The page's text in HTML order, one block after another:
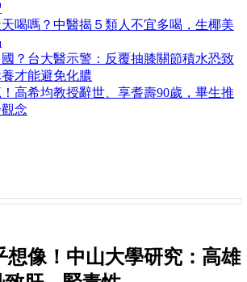
喝嗎？中醫揭５類人不宜多喝，生椰美
？台大醫示警：反覆抽膝關節積水恐致
才能避免化膿
高希均教授辭世、享耆壽90歲，畢生推
念
想像！中山大學研究：高雄